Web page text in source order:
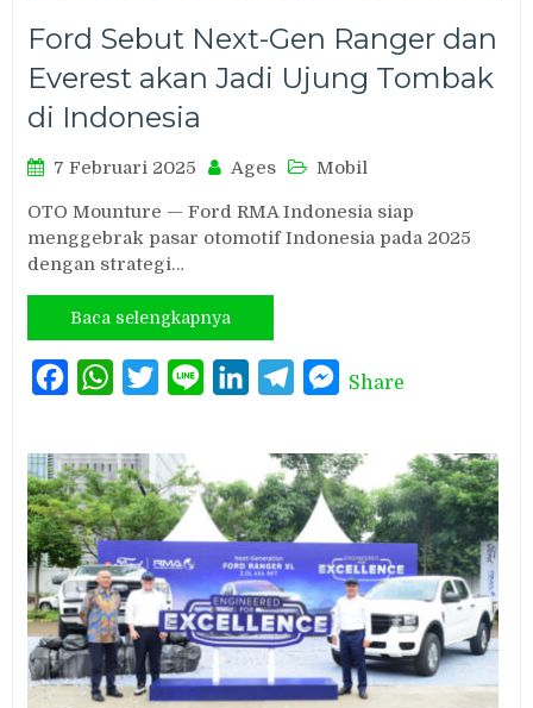
Ford Sebut Next-Gen Ranger dan
Everest akan Jadi Ujung Tombak
di Indonesia
7 Februari 2025 Ages Mobil
OTO Mounture — Ford RMA Indonesia siap
menggebrak pasar otomotif Indonesia pada 2025
dengan strategi…
Baca selengkapnya
FacebookWhatsAppTwitterLine LinkedInTelegramMessenger
Share